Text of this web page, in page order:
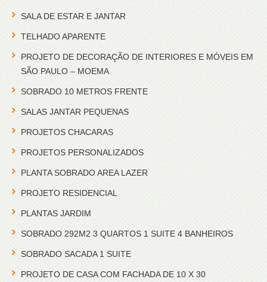
SALA DE ESTAR E JANTAR
TELHADO APARENTE
PROJETO DE DECORAÇÃO DE INTERIORES E MÓVEIS EM
SÃO PAULO – MOEMA
SOBRADO 10 METROS FRENTE
SALAS JANTAR PEQUENAS
PROJETOS CHACARAS
PROJETOS PERSONALIZADOS
PLANTA SOBRADO AREA LAZER
PROJETO RESIDENCIAL
PLANTAS JARDIM
SOBRADO 292M2 3 QUARTOS 1 SUITE 4 BANHEIROS
SOBRADO SACADA 1 SUITE
PROJETO DE CASA COM FACHADA DE 10 X 30